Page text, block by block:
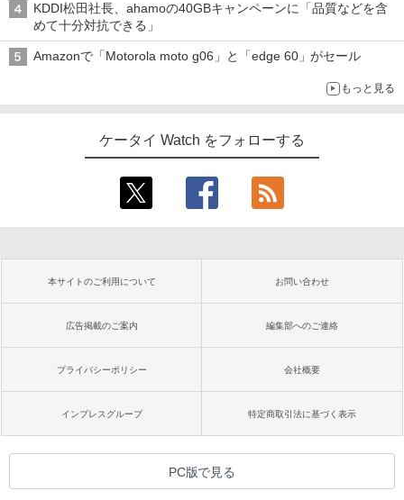
KDDI松田社長、ahamoの40GBキャンペーンに「品質などを含
めて十分対抗できる」
Amazonで「Motorola moto g06」と「edge 60」がセール
もっと見る
ケータイ Watch をフォローする
本サイトのご利用について お問い合わせ
広告掲載のご案内 編集部へのご連絡
プライバシーポリシー 会社概要
インプレスグループ 特定商取引法に基づく表示
PC版で見る